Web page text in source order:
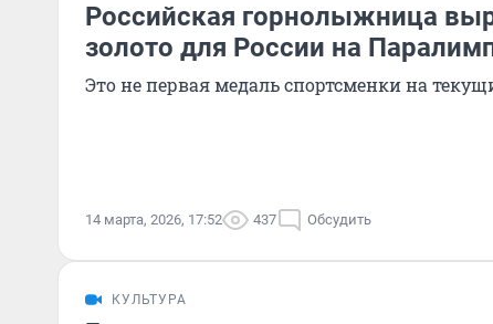
Российская горнолыжница
золото для России на
Это не первая медаль спортсменки на
14 марта, 2026, 17:52 437 Обсудить
КУЛЬТУРА